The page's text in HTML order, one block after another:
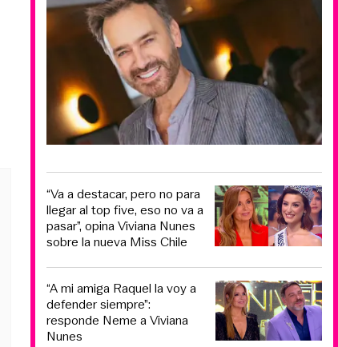
“Va a destacar, pero no para
llegar al top five, eso no va a
pasar”, opina Viviana Nunes
sobre la nueva Miss Chile
“A mi amiga Raquel la voy a
defender siempre”:
responde Neme a Viviana
Nunes